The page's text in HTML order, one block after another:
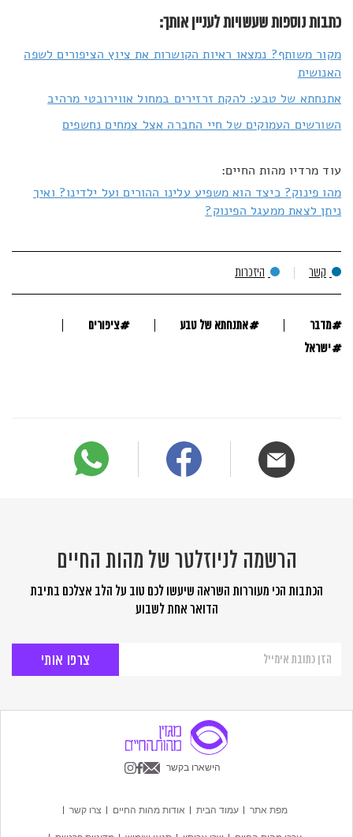
כתבות נוספות שעשויות לעניין אותך:
מקור משותף? נמצאו ראיות הקושרות את ציוץ הציפורים לשפה
האנושית
אתנחתא של טבע: להקת זרזירים במחול אווירובטי מרהיב
השורשים העמוקים של חיי החברה אצל צמחים נחשפים
עוד מרדיו מהות החיים:
מהו פינוק? כיצד הוא משפיע עלינו ההורים ועל ילדינו? ואיך
ניתן לצאת ממעגל הפינוק?
קשר היזכרות
#מדבר #אתנחתא של טבע #ציפורים
#ישראל
הרשמה לניוזלטר של מהות החיים
הכתבות הכי מעוררות השראה שיעשו לכם טוב על הלב אצלכם בתיבת
הדואר אחת לשבוע
לניוזלטר
החיים
הישארו בקשר
מפת אתר עמוד הבית אודות מהות החיים צרו קשר